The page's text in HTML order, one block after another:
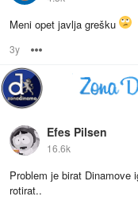
Meni opet javlja grešku
3y
Efes Pilsen
16.6k
Problem je birat
rotirat..